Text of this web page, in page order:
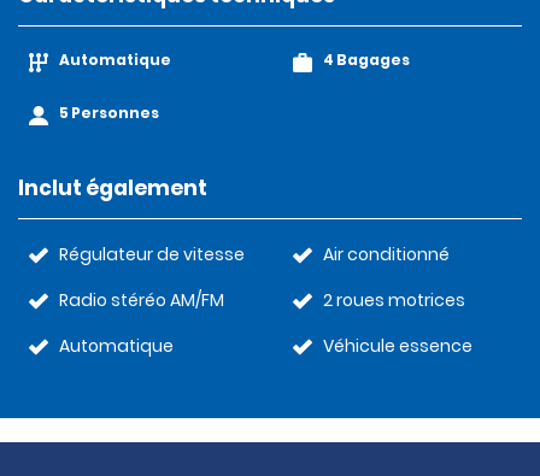
Automatique
5 Personnes
4 Bagages
Inclut également
Régulateur de vitesse
Radio stéréo AM/FM
Automatique
Air conditionné
2 roues motrices
Véhicule essence